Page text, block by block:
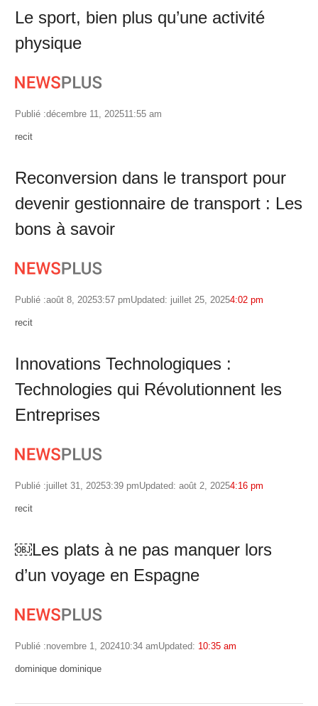
Le sport, bien plus qu’une activité
physique
Publié :décembre 11, 202511:55 am
Author
recit
Reconversion dans le transport pour
devenir gestionnaire de transport : Les
bons à savoir
Publié :août 8, 20253:57 pmUpdated: juillet 25, 20254:02 pm
Author
recit
Innovations Technologiques :
Technologies qui Révolutionnent les
Entreprises
Publié :juillet 31, 20253:39 pmUpdated: août 2, 20254:16 pm
Author
recit
￼Les plats à ne pas manquer lors
d’un voyage en Espagne
Publié :novembre 1, 202410:34 amUpdated: 10:35 am
Author
dominique dominique